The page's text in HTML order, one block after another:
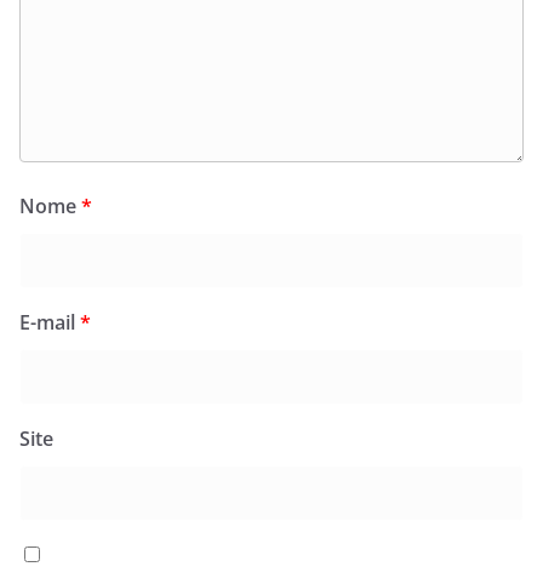
Nome*
E-mail*
Site